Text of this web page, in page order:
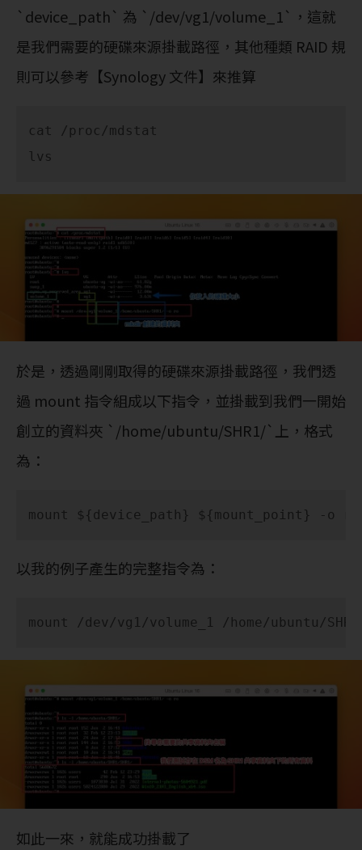
`device_path` 為 `/dev/vg1/volume_1`，這就
是我們需要的硬碟來源掛載路徑，其他種類 RAID 規
則可以參考【Synology 文件】來推算
cat /proc/mdstat
於是，透過剛剛取得的硬碟來源掛載路徑，我們透
過 mount 指令組成以下指令，並掛載到我們一開始
創立的資料夾 `/home/ubuntu/SHR1/`上，格式
為：
mount ${device_path} ${mount_point} -o ro
以我的例子產生的完整指令為：
mount /dev/vg1/volume_1 /home/ubuntu/
如此一來，就能成功掛載了